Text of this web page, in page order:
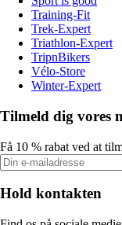
Training-Fit
Trek-Expert
Triathlon-Expert
TripnBikers
Vélo-Store
Winter-Expert
Tilmeld dig vores
Få 10 % rabat ved at
Hold kontakten